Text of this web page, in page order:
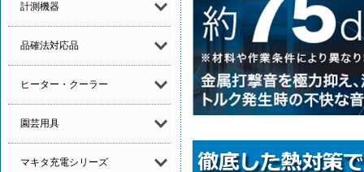
計測機器
品確法対応品
ヒーター・クーラー
園芸用具
マキタ充電シリーズ